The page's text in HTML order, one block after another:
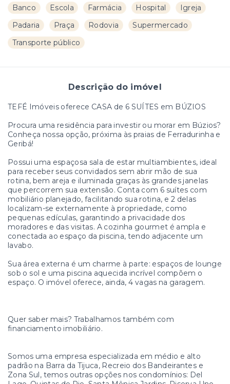
Banco Escola Farmácia Hospital
Igreja
Padaria
Praça Rodovia
Supermercado
Transporte público
Descrição do imóvel
TEFÉ Imóveis oferece CASA de 6 SUÍTES em BÚZIOS
Procura uma residência para investir ou morar em Búzios?
Conheça nossa opção, próxima às praias de Ferradurinha e
Geribá!
Possui uma espaçosa sala de estar multiambientes, ideal
para receber seus convidados sem abrir mão de sua
rotina, bem areja e iluminada graças às grandes janelas
que percorrem sua extensão. Conta com 6 suítes com
mobiliário planejado, facilitando sua rotina, e 2 delas
localizam-se externamente à propriedade, como
pequenas edículas, garantindo a privacidade dos
moradores e das visitas. A cozinha gourmet é ampla e
conectada ao espaço da piscina, tendo adjacente um
lavabo.
Sua área externa é um charme à parte: espaços de lounge
sob o sol e uma piscina aquecida incrível compõem o
espaço. O imóvel oferece, ainda, 4 vagas na garagem.
Quer saber mais? Trabalhamos também com
financiamento imobiliário.
Somos uma empresa especializada em médio e alto
padrão na Barra da Tijuca, Recreio dos Bandeirantes e
Zona Sul, temos outras opções nos condomínios: Del